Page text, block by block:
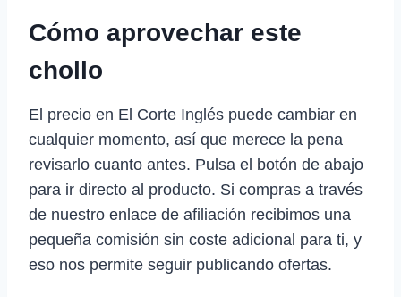
Cómo aprovechar este
chollo
El precio en El Corte Inglés puede cambiar en
cualquier momento, así que merece la pena
revisarlo cuanto antes. Pulsa el botón de abajo
para ir directo al producto. Si compras a través
de nuestro enlace de afiliación recibimos una
pequeña comisión sin coste adicional para ti, y
eso nos permite seguir publicando ofertas.